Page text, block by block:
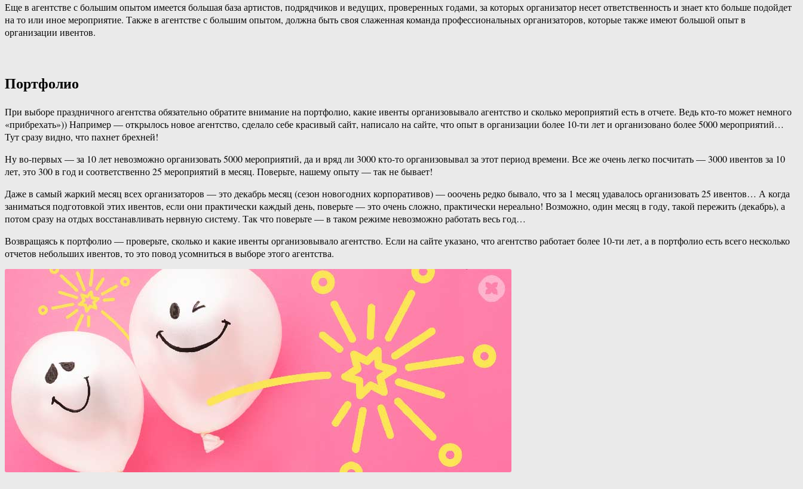
Еще в агентстве с большим опытом имеется большая база артистов, подрядчиков и ведущих, проверенных годами, за которых организатор несет ответственность и знает кто больше подойдет
на то или иное мероприятие. Также в агентстве с большим опытом, должна быть своя слаженная команда профессиональных организаторов, которые также имеют большой опыт в
организации ивентов.
Портфолио
При выборе праздничного агентства обязательно обратите внимание на портфолио, какие ивенты организовывало агентство и сколько мероприятий есть в отчете. Ведь кто-то может немного
«прибрехать»)) Например — открылось новое агентство, сделало себе красивый сайт, написало на сайте, что опыт в организации более 10-ти лет и организовано более 5000 мероприятий…
Тут сразу видно, что пахнет брехней!
Ну во-первых — за 10 лет невозможно организовать 5000 мероприятий, да и вряд ли 3000 кто-то организовывал за этот период времени. Все же очень легко посчитать — 3000 ивентов за 10
лет, это 300 в год и соответственно 25 мероприятий в месяц. Поверьте, нашему опыту — так не бывает!
Даже в самый жаркий месяц всех организаторов — это декабрь месяц (сезон новогодних корпоративов) — ооочень редко бывало, что за 1 месяц удавалось организовать 25 ивентов… А когда
заниматься подготовкой этих ивентов, если они практически каждый день, поверьте — это очень сложно, практически нереально! Возможно, один месяц в году, такой пережить (декабрь), а
потом сразу на отдых восстанавливать нервную систему. Так что поверьте — в таком режиме невозможно работать весь год…
Возвращаясь к портфолио — проверьте, сколько и какие ивенты организовывало агентство. Если на сайте указано, что агентство работает более 10-ти лет, а в портфолио есть всего несколько
отчетов небольших ивентов, то это повод усомниться в выборе этого агентства.